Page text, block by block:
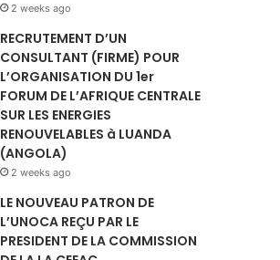
2 weeks ago
RECRUTEMENT D’UN
CONSULTANT (FIRME) POUR
L’ORGANISATION DU 1er
FORUM DE L’AFRIQUE CENTRALE
SUR LES ENERGIES
RENOUVELABLES à LUANDA
(ANGOLA)
2 weeks ago
LE NOUVEAU PATRON DE
L’UNOCA REÇU PAR LE
PRESIDENT DE LA COMMISSION